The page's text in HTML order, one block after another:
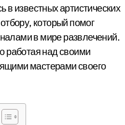
в известных артистических
который помог
в мире развлечений.
работая над своими
мастерами своего